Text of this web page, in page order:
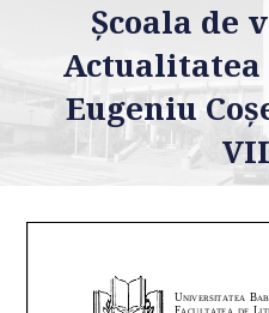
Școala de
Eugeniu